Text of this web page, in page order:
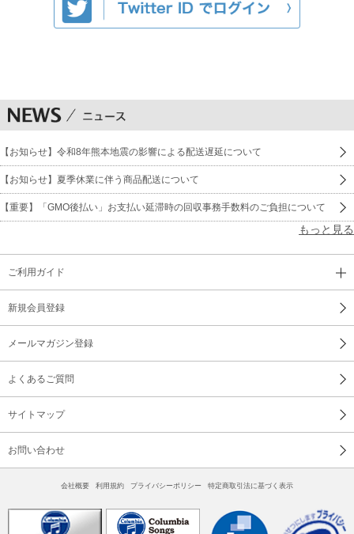
【お知らせ】令和8年熊本地震の影響による配送遅延について
【お知らせ】夏季休業に伴う商品配送について
【重要】「GMO後払い」お支払い延滞時の回収事務手数料のご負担について
もっと見る
ご利用ガイド
新規会員登録
メールマガジン登録
よくあるご質問
サイトマップ
お問い合わせ
会社概要 利用規約 プライバシーポリシー 特定商取引法に基づく表示